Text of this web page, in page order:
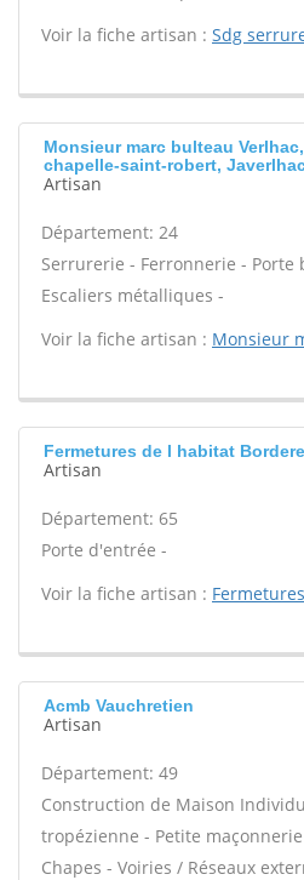
Voir la fiche artisan : Sdg
Monsieur marc bulteau
chapelle-saint-robert,
Artisan
Département: 24
Serrurerie - Ferronnerie -
Escaliers métalliques -
Voir la fiche artisan : Monsieur
Fermetures de l habitat
Artisan
Département: 65
Porte d'entrée -
Voir la fiche artisan :
Acmb Vauchretien
Artisan
Département: 49
Construction de Maison
tropézienne - Petite
Chapes - Voiries / Réseaux